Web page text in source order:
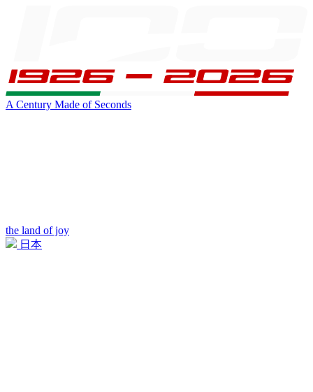
A Century Made of Seconds
the land of joy
日本